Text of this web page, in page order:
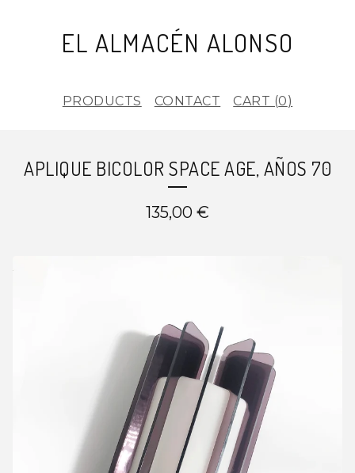
EL ALMACÉN ALONSO
PRODUCTS CONTACT CART (0)
APLIQUE BICOLOR SPACE AGE, AÑOS 70
135,00 €